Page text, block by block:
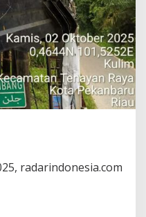
radarindonesia.com